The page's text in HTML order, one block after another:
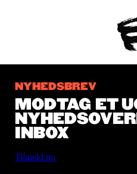
NYHEDSBREV
MODTAG ET
INBOX
Tilmeld nu